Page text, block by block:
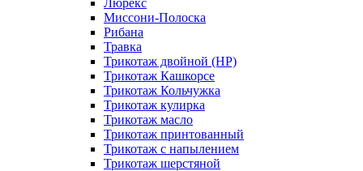
Люрекс
Миссони-Полоска
Рибана
Травка
Трикотаж двойной (НР)
Трикотаж Кашкорсе
Трикотаж Кольчужка
Трикотаж кулирка
Трикотаж масло
Трикотаж принтованный
Трикотаж с напылением
Трикотаж шерстяной